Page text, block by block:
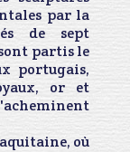
par la
de sept
partis le
portugais,
or et
où